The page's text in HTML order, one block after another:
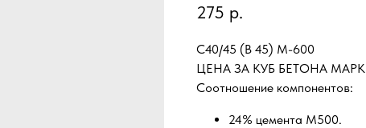
275 р.
C40/45 (B 45) М-600
ЦЕНА ЗА КУБ БЕТОНА
Соотношение компонентов:
24% цемента М500.